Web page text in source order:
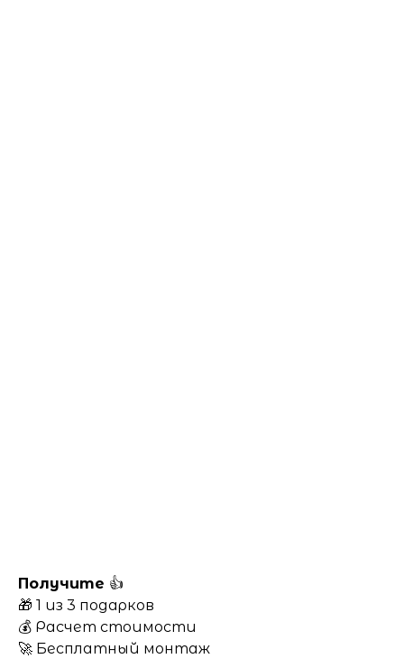
Получите 👍
🎁 1 из 3 подарков
💰 Расчет стоимости
🚀 Бесплатный монтаж